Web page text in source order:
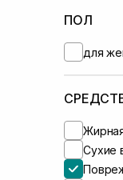
ПОЛ
для
Сухие